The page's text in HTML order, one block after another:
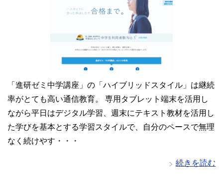
「進研ゼミ中学講座」の「ハイブリッドスタイル」は継続
率がとても高い通信教育。 専用タブレット端末を活用し
ながら平日はデジタル学習、週末にテキスト教材を活用し
た学びを基本とする学習スタイルで、自分のペースで無理
なく続けやす・・・
続きを読む